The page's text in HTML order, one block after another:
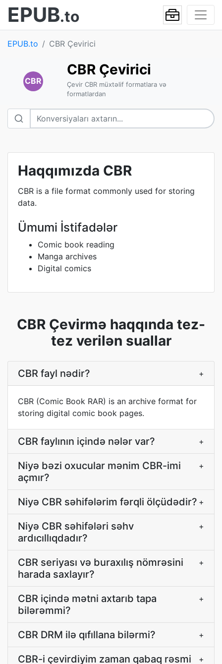
EPUB.to
EPUB.to CBR Çevirici
CBR
CBR Çevirici
Çevir CBR müxtəlif formatlara və
formatlardan
Haqqımızda CBR
CBR is a file format commonly used for storing
data.
Ümumi İstifadələr
Comic book reading
Manga archives
Digital comics
CBR Çevirmə haqqında tez-
tez verilən suallar
CBR fayl nədir? +
CBR (Comic Book RAR) is an archive format for
storing digital comic book pages.
CBR faylının içində nələr var? +
Niyə bəzi oxucular mənim CBR-imi
açmır?
+
Niyə CBR səhifələrim fərqli ölçüdədir? +
Niyə CBR səhifələri səhv
ardıcıllıqdadır?
+
CBR seriyası və buraxılış nömrəsini
harada saxlayır?
+
CBR içində mətni axtarıb tapa
bilərəmmi?
+
CBR DRM ilə qıfıllana bilərmi? +
CBR-i çevirdiyim zaman qabaq rəsmi
+